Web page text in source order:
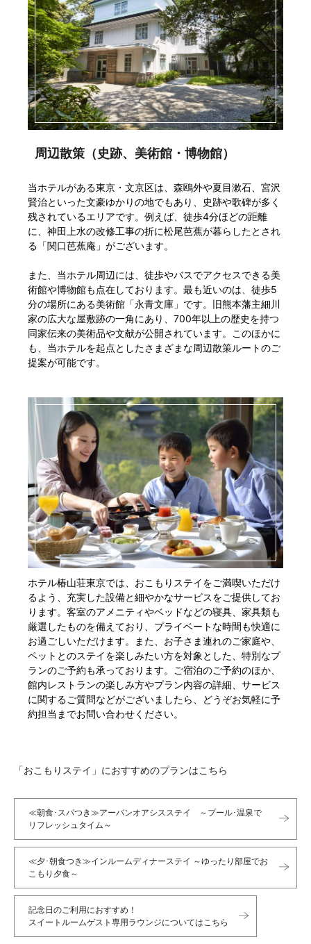
周辺散策（史跡、美術館・博物館）
当ホテルがある東京・文京区は、森鴎外や夏目漱石、宮沢
賢治といった文豪ゆかりの地でもあり、史跡や歌碑が多く
残されているエリアです。例えば、徒歩4分ほどの距離
に、神田上水の改修工事の折に松尾芭蕉が暮らしたとされ
る「関口芭蕉庵」がございます。
また、当ホテル周辺には、徒歩やバスでアクセスできる美
術館や博物館も点在しております。最も近いのは、徒歩5
分の場所にある美術館「永青文庫」です。旧熊本藩主細川
家の広大な屋敷跡の一角にあり、700年以上の歴史を持つ
同家伝来の美術品や文献が公開されています。このほかに
も、当ホテルを起点としたさまざまな周辺散策ルートのご
提案が可能です。
ホテル椿山荘東京では、おこもりステイをご満喫いただけ
るよう、充実した設備と細やかなサービスをご提供してお
ります。客室のアメニティやベッドなどの寝具、家具類も
厳選したものを備えており、プライベートな時間も快適に
お過ごしいただけます。また、お子さま連れのご家庭や、
ペットとのステイを楽しみたい方を対象とした、特別なプ
ランのご予約も承っております。ご宿泊のご予約のほか、
館内レストランの楽しみ方やプラン内容の詳細、サービス
に関するご質問などがございましたら、どうぞお気軽に予
約担当までお問い合わせください。
「おこもりステイ」におすすめのプランはこちら
≪朝食･スパつき≫アーバンオアシスステイ ～プール･温泉で
リフレッシュタイム～
≪夕･朝食つき≫インルームディナーステイ ～ゆったり部屋でお
こもり夕食～
記念日のご利用におすすめ！
スイートルームゲスト専用ラウンジについてはこちら